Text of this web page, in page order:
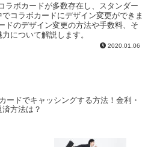
ラボカードが多数存在し、スタンダー
コラボカードにデザイン変更ができま
ドのデザイン変更の方法や手数料、そ
について解説します。
2020.01.06
ードでキャッシングする方法！金利・
済方法は？